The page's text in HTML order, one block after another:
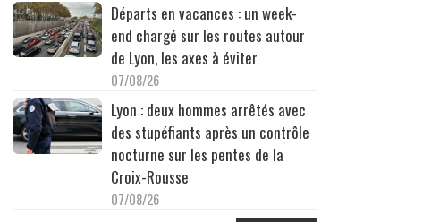
Départs en vacances : un week-
end chargé sur les routes autour
de Lyon, les axes à éviter
07/08/26
Lyon : deux hommes arrêtés avec
des stupéfiants après un contrôle
nocturne sur les pentes de la
Croix-Rousse
07/08/26